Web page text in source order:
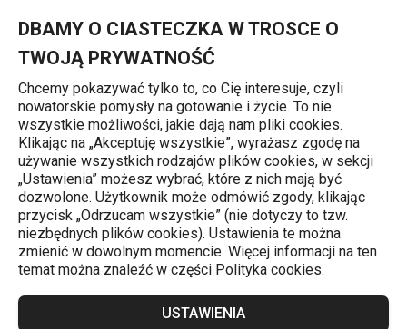
DBAMY O CIASTECZKA W TROSCE O
TWOJĄ PRYWATNOŚĆ
Chcemy pokazywać tylko to, co Cię interesuje, czyli
nowatorskie pomysły na gotowanie i życie. To nie
wszystkie możliwości, jakie dają nam pliki cookies.
Klikając na „Akceptuję wszystkie”, wyrażasz zgodę na
używanie wszystkich rodzajów plików cookies, w sekcji
„Ustawienia” możesz wybrać, które z nich mają być
dozwolone. Użytkownik może odmówić zgody, klikając
przycisk „Odrzucam wszystkie” (nie dotyczy to tzw.
niezbędnych plików cookies). Ustawienia te można
zmienić w dowolnym momencie. Więcej informacji na ten
temat można znaleźć w części Polityka cookies.
USTAWIENIA
Strona główna
Oferta promocyjna
Dziesiątki ulubionych produktów marki TESCOMA możesz
teraz kupić w atrakcyjniejszych cenach. Zapoznaj się z
ofertą produktów w promocji i ciesz się korzystnymi
zakupami.